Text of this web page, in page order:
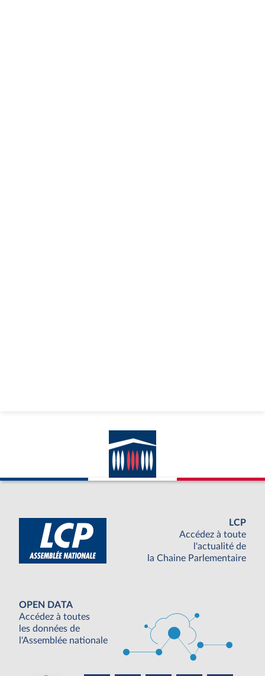
LCP
Accédez à toute
l'actualité de
la Chaine Parlementaire
OPEN DATA
Accédez à toutes
les données de
l'Assemblée nationale